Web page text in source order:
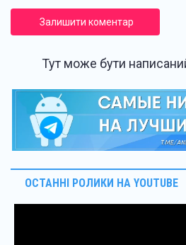
Залишити коментар
Тут може бути
ОСТАННІ РОЛИКИ НА YOUTUBE